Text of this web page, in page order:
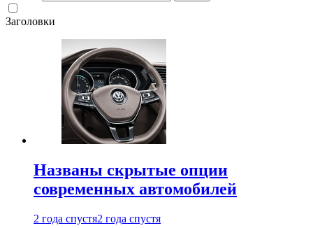
Заголовки
Названы скрытые опции
современных автомобилей
2 года спустя2 года спустя